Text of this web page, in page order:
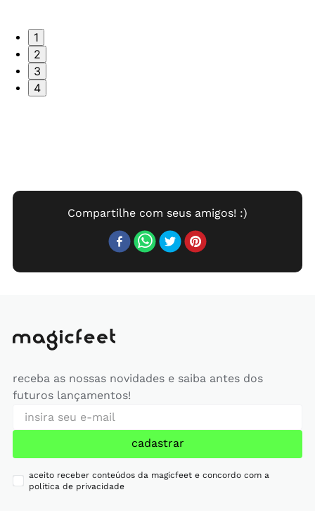
1
2
3
4
receba as nossas novidades e saiba antes dos
futuros lançamentos!
cadastrar
aceito receber conteúdos da magicfeet e concordo com a
política de privacidade